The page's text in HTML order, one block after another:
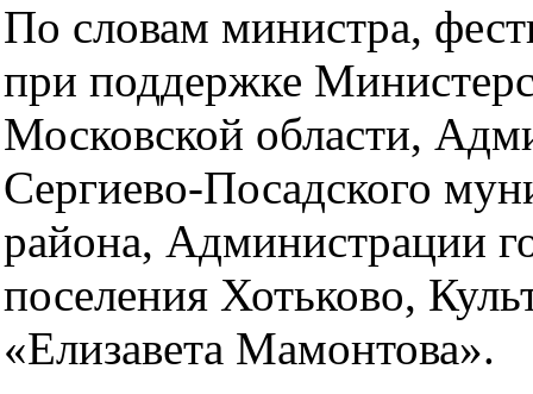
По словам министра,
при поддержке
Московской области,
Сергиево-Посадского
района, Администрации
поселения Хотьково,
«Елизавета Мамонтова».